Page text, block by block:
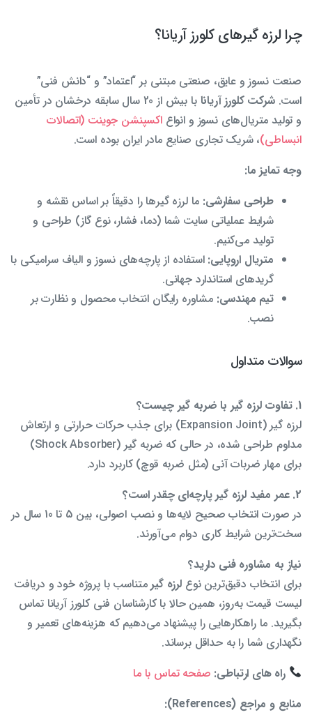
چرا لرزه گیرهای کلورز آریانا؟
صنعت نسوز و عایق، صنعتی مبتنی بر “اعتماد” و “دانش فنی”
است.شرکت کلورز آریانا
با بیش از 20 سال سابقه درخشان در تأمین
و تولید متریال‌های نسوز و انواعاکسپنشن جوینت (اتصالات
انبساطی)، شریک تجاری صنایع مادر ایران بوده است.
وجه تمایز ما:
طراحی سفارشی: ما لرزه گیرها را دقیقاً بر اساس نقشه و
شرایط عملیاتی سایت شما (دما، فشار، نوع گاز) طراحی و
تولید می‌کنیم.
متریال اروپایی: استفاده از پارچه‌های نسوز و الیاف سرامیکی با
گریدهای استاندارد جهانی.
تیم مهندسی: مشاوره رایگان انتخاب محصول و نظارت بر
نصب.
سوالات متداول
1. تفاوت لرزه گیر با ضربه گیر چیست؟
لرزه گیر (Expansion Joint) برای جذب حرکات حرارتی و ارتعاش
مداوم طراحی شده، در حالی که ضربه گیر (Shock Absorber)
برای مهار ضربات آنی (مثل ضربه قوچ) کاربرد دارد.
2. عمر مفید لرزه گیر پارچه‌ای چقدر است؟
در صورت انتخاب صحیح لایه‌ها و نصب اصولی، بین 5 تا 10 سال در
سخت‌ترین شرایط کاری دوام می‌آورند.
نیاز به مشاوره فنی دارید؟
برای انتخاب دقیق‌ترین نوع لرزه گیر متناسب با پروژه خود و دریافت
لیست قیمت به‌روز، همین حالا با کارشناسان فنی کلورز آریانا تماس
بگیرید. ما راهکارهایی را پیشنهاد می‌دهیم که هزینه‌های تعمیر و
نگهداری شما را به حداقل برساند.
راه های ارتباطی: صفحه تماس با ما
منابع و مراجع (References):